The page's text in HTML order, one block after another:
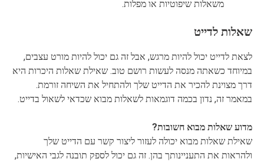
משאלות שיפוטיות או מפלות.
שאלות לדייט
לצאת לדייט יכול להיות מרגש, אבל זה גם יכול להיות מורט עצבים,
במיוחד כשאתה מנסה לעשות רושם טוב. שאילת שאלות היכרות היא
דרך מצוינת להכיר את הדייט שלך ולהתחיל את השיחה זורמת.
במאמר זה, נדון בכמה דוגמאות לשאלות מבוא שכדאי לשאול בדייט.
מדוע שאלות מבוא חשובות?
שאילת שאלות מבוא יכולה לעזור ליצור קשר עם הדייט שלך
ולהראות את התעניינותך בהן. זה גם יכול לספק תובנה לגבי האישיות,